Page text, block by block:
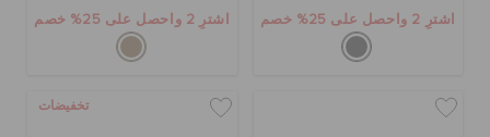
اشترِ 2 واحصل على 25% خصم اشترِ 2 واحصل على 25% خصم
تخفيضات